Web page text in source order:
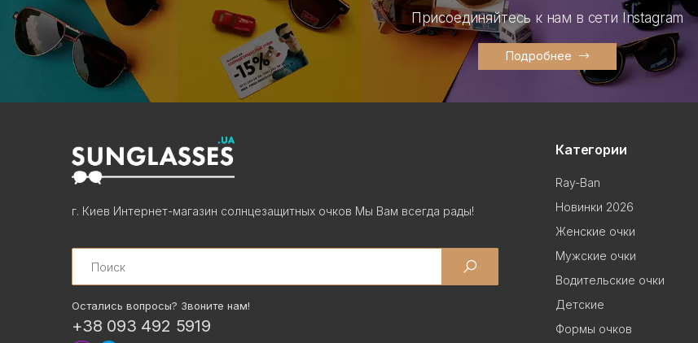
Присоединяйтесь к нам в сети Instagram
Подробнее
г. Киев Интернет-магазин солнцезащитных очков Мы Вам всегда рады!
Search
Остались вопросы? Звоните нам!
+38 093 492 5919
Категории
Ray-Ban
Новинки 2026
Женские очки
Мужские очки
Водительские очки
Детские
Формы очков